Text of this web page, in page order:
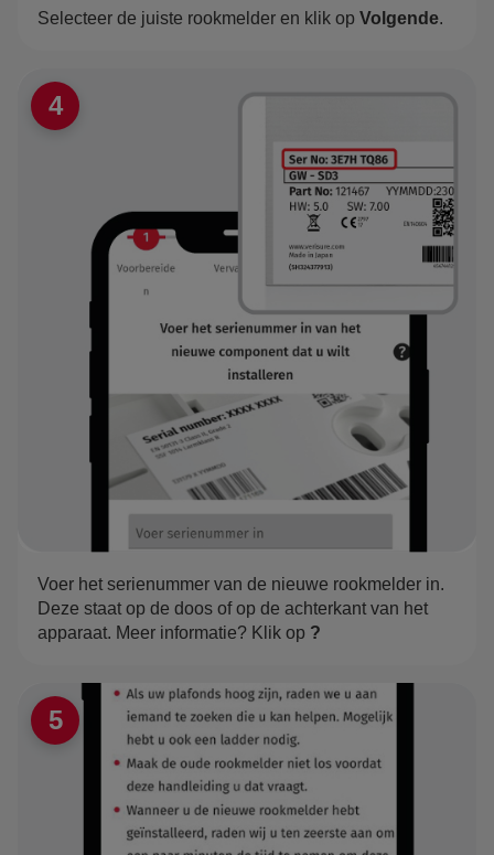
Selecteer de juiste rookmelder en klik op Volgende.
4
Voer het serienummer van de nieuwe rookmelder in.
Deze staat op de doos of op de achterkant van het
apparaat. Meer informatie? Klik op ?
5